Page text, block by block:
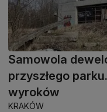
Samowola
przyszłego
wyroków
KRAKÓW